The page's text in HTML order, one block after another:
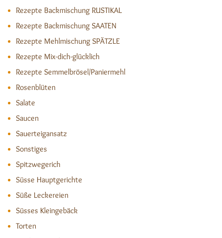
Rezepte Backmischung RUSTIKAL
Rezepte Backmischung SAATEN
Rezepte Mehlmischung SPÄTZLE
Rezepte Mix-dich-glücklich
Rezepte Semmelbrösel/Paniermehl
Rosenblüten
Salate
Saucen
Sauerteigansatz
Sonstiges
Spitzwegerich
Süsse Hauptgerichte
Süße Leckereien
Süsses Kleingebäck
Torten